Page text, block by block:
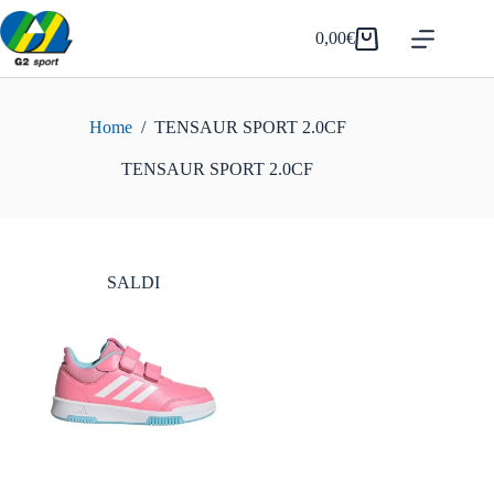
Salta
al
contenuto
Carrello
0,00€
Home / TENSAUR SPORT 2.0CF
TENSAUR SPORT 2.0CF
SALDI